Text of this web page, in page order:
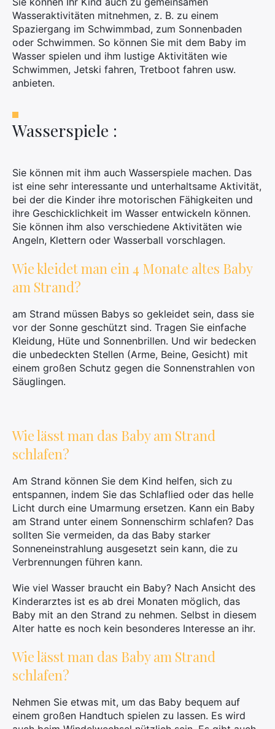
Wasseraktivitäten mitnehmen, z. B. zu einem
Spaziergang im Schwimmbad, zum Sonnenbaden
oder Schwimmen. So können Sie mit dem Baby im
Wasser spielen und ihm lustige Aktivitäten wie
Schwimmen, Jetski fahren, Tretboot fahren usw.
anbieten.
Wasserspiele :
Sie können mit ihm auch Wasserspiele machen. Das
ist eine sehr interessante und unterhaltsame Aktivität,
bei der die Kinder ihre motorischen Fähigkeiten und
ihre Geschicklichkeit im Wasser entwickeln können.
Sie können ihm also verschiedene Aktivitäten wie
Angeln, Klettern oder Wasserball vorschlagen.
Wie kleidet man ein 4 Monate altes Baby
am Strand?
am Strand müssen Babys so gekleidet sein, dass sie
vor der Sonne geschützt sind. Tragen Sie einfache
Kleidung, Hüte und Sonnenbrillen. Und wir bedecken
die unbedeckten Stellen (Arme, Beine, Gesicht) mit
einem großen Schutz gegen die Sonnenstrahlen von
Säuglingen.
Wie lässt man das Baby am Strand
schlafen?
Am Strand können Sie dem Kind helfen, sich zu
entspannen, indem Sie das Schlaflied oder das helle
Licht durch eine Umarmung ersetzen. Kann ein Baby
am Strand unter einem Sonnenschirm schlafen? Das
sollten Sie vermeiden, da das Baby starker
Sonneneinstrahlung ausgesetzt sein kann, die zu
Verbrennungen führen kann.
Wie viel Wasser braucht ein Baby? Nach Ansicht des
Kinderarztes ist es ab drei Monaten möglich, das
Baby mit an den Strand zu nehmen. Selbst in diesem
Alter hatte es noch kein besonderes Interesse an ihr.
Wie lässt man das Baby am Strand
schlafen?
Nehmen Sie etwas mit, um das Baby bequem auf
einem großen Handtuch spielen zu lassen. Es wird
Suchen
Sie